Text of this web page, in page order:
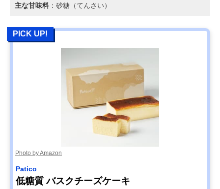
主な甘味料 ：砂糖（てんさい）
PICK UP!
Photo by Amazon
Patico
低糖質 バスクチーズケーキ